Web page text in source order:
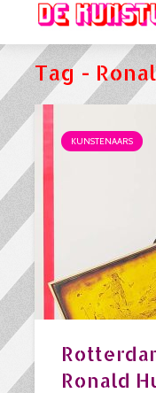
Tag -
KUNSTENAARS
Ronald